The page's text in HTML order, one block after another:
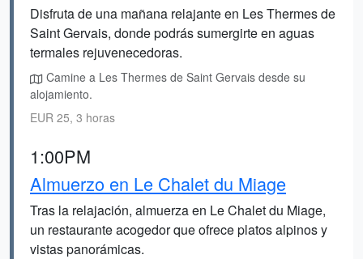
Disfruta de una mañana relajante en Les Thermes de
Saint Gervais, donde podrás sumergirte en aguas
termales rejuvenecedoras.
Camine a Les Thermes de Saint Gervais desde su
alojamiento.
EUR 25, 3 horas
1:00PM
Almuerzo en Le Chalet du Miage
Tras la relajación, almuerza en Le Chalet du Miage,
un restaurante acogedor que ofrece platos alpinos y
vistas panorámicas.